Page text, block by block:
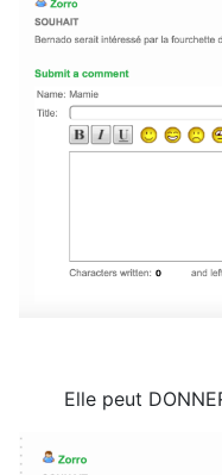
Elle peut